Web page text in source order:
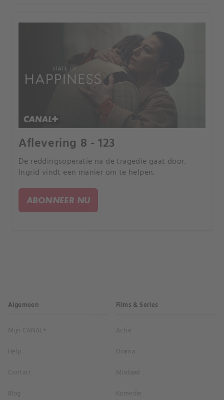
Aflevering 8 - 123
De reddingsoperatie na de tragedie gaat door.
Ingrid vindt een manier om te helpen.
ABONNEER NU
Algemeen
Mijn CANAL+
Help
Contact
Blog
Films & Series
Actie
Drama
Misdaad
Komedie